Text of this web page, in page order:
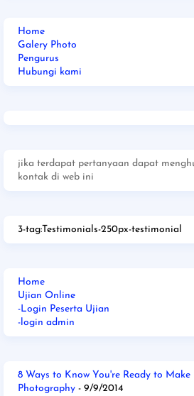
Home
Galery Photo
Pengurus
Hubungi kami
jika terdapat pertanyaan dapat
kontak di web ini
3-tag:Testimonials-250px-testimonial
Home
Ujian Online
-Login Peserta Ujian
-login admin
8 Ways to Know You're Ready to Make
Photography - 9/9/2014